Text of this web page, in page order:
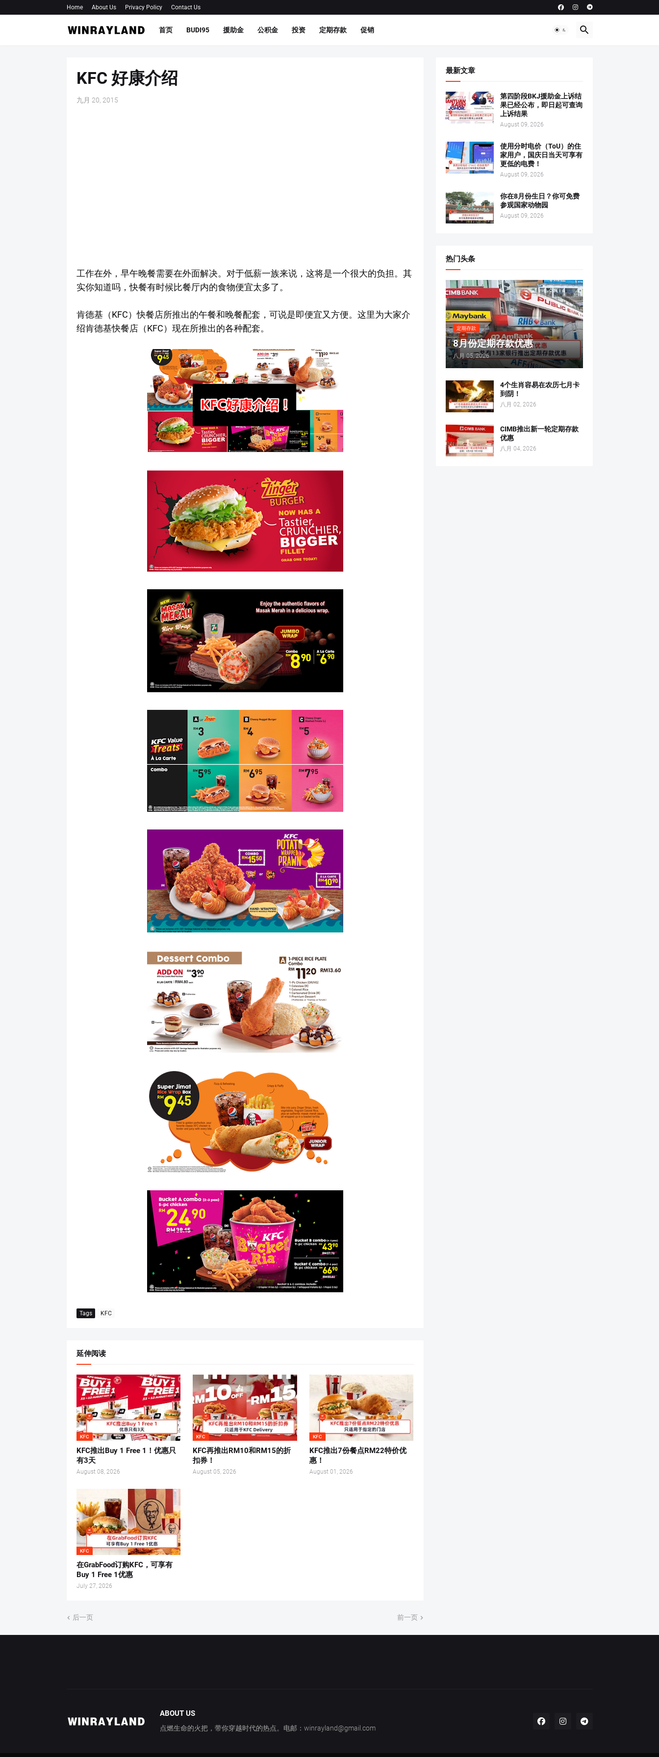
Home About Us Privacy Policy Contact Us
首页 BUDI95 援助金 公积金 投资 定期存款 促销
KFC 好康介绍
九月 20, 2015
工作在外，早午晚餐需要在外面解决。对于低薪一族来说，这将是一个很大的负担。其
实你知道吗，快餐有时候比餐厅内的食物便宜太多了。
肯德基（KFC）快餐店所推出的午餐和晚餐配套，可说是即便宜又方便。这里为大家介
绍肯德基快餐店（KFC）现在所推出的各种配套。
Tags KFC
延伸阅读
KFC
KFC推出Buy 1 Free 1！优惠只
有3天
August 08, 2026
KFC
KFC再推出RM10和RM15的折
扣券！
August 05, 2026
KFC
KFC推出7份餐点RM22特价优
惠！
August 01, 2026
KFC
在GrabFood订购KFC，可享有
Buy 1 Free 1优惠
July 27, 2026
后一页 前一页
最新文章
第四阶段BKJ援助金上诉结
果已经公布，即日起可查询
上诉结果
August 09, 2026
使用分时电价（ToU）的住
家用户，国庆日当天可享有
更低的电费！
August 09, 2026
你在8月份生日？你可免费
参观国家动物园
August 09, 2026
热门头条
定期存款
8月份定期存款优惠
八月 05, 2026
4个生肖容易在农历七月卡
到阴！
八月 02, 2026
CIMB推出新一轮定期存款
优惠
八月 04, 2026
ABOUT US
点燃生命的火把，带你穿越时代的热点。电邮：winrayland@gmail.com